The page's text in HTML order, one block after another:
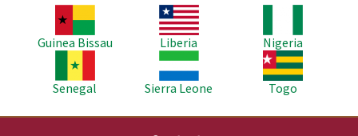
Image
Guinea Bissau
Image
Liberia
Nigeria
Senegal
Image
Sierra Leone
Image
Togo